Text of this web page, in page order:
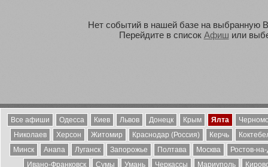
Нет событий в нашей базе на выбранную
Перейдите в список Афиш или
Все афиши Одесса Киев Львов Донецк Крым Ялта
Николаев
Херсон Житомир Краснодар (Россия) Керчь
Минск
Анапа Луганск Запорожье Полтава Москва
Ростов-
Ивано-Франковск
Сумы Умань Черкассы Мариуполь